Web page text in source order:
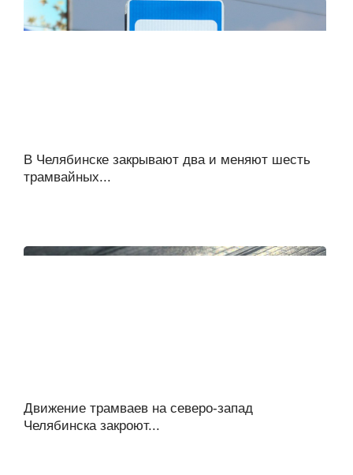
В Челябинске закрывают два и меняют шесть
трамвайных...
Движение трамваев на северо-запад
Челябинска закроют...